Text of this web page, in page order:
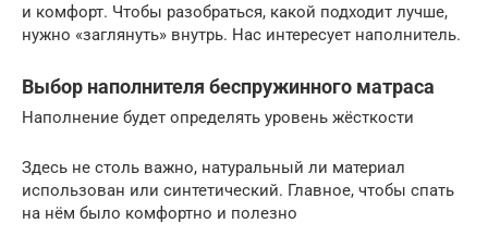
и комфорт. Чтобы разобраться, какой подходит лучше,
нужно «заглянуть» внутрь. Нас интересует наполнитель.
Выбор наполнителя беспружинного матраса
Наполнение будет определять уровень жёсткости
Здесь не столь важно, натуральный ли материал
использован или синтетический. Главное, чтобы спать
на нём было комфортно и полезно